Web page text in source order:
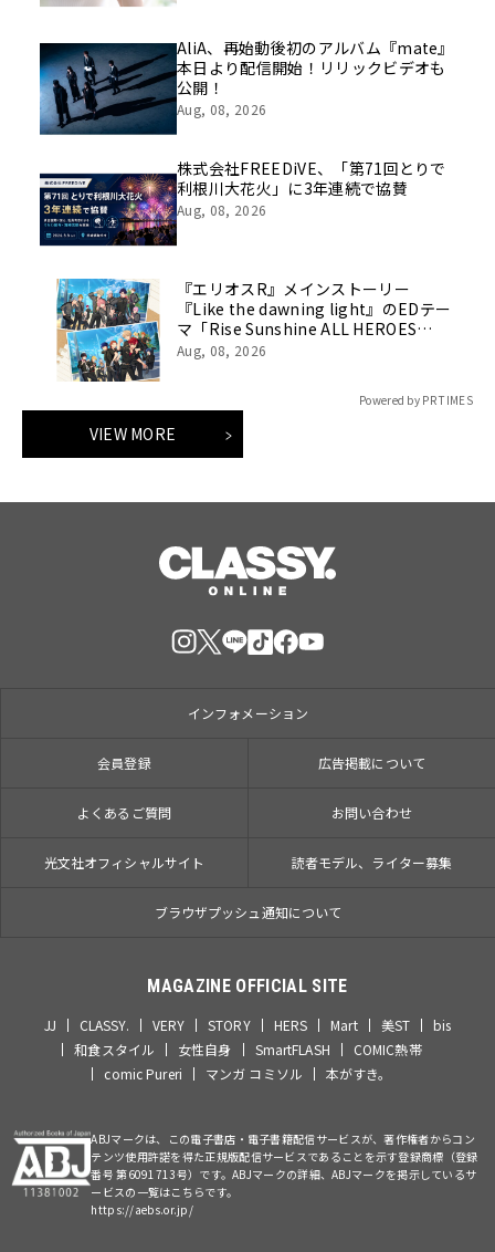
AliA、再始動後初のアルバム『mate』
本日より配信開始！リリックビデオも
公開！
Aug, 08, 2026
株式会社FREEDiVE、「第71回とりで
利根川大花火」に3年連続で協賛
Aug, 08, 2026
『エリオスR』メインストーリー
『Like the dawning light』のEDテー
マ「Rise Sunshine ALL HEROES
Ver.」がフルサイズ配信決定！
Aug, 08, 2026
Powered by PR TIMES
VIEW MORE
インフォメーション
会員登録 広告掲載について
よくあるご質問 お問い合わせ
光文社オフィシャルサイト 読者モデル、ライター募集
ブラウザプッシュ通知について
MAGAZINE OFFICIAL SITE
JJ CLASSY. VERY STORY HERS Mart 美ST
bis
和食スタイル
女性自身 SmartFLASH
COMIC熱帯
comic Pureri
マンガ コミソル 本がすき。
ABJマークは、この電子書店・電子書籍配信サービスが、著作権者からコン
テンツ使用許諾を得た正規版配信サービスであることを示す登録商標（登録
番号 第6091713号）です。ABJマークの詳細、ABJマークを掲示しているサ
ービスの一覧はこちらです。
https://aebs.or.jp/